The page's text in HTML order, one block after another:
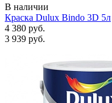
В наличии
Краска Dulux Bindo 3D 5л
4 380 руб.
3 939 руб.